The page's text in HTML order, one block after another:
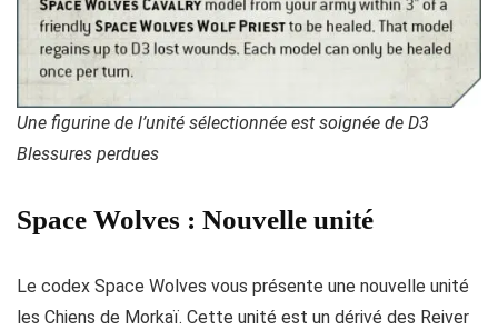
Une figurine de l’unité sélectionnée est soignée de D3
Blessures perdues
Space Wolves : Nouvelle unité
Le codex Space Wolves vous présente une nouvelle unité
les Chiens de Morkaï. Cette unité est un dérivé des Reiver